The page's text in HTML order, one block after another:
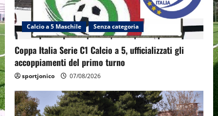
Calcio a 5 Maschile Senza categoria
Coppa Italia Serie C1 Calcio a 5, ufficializzati gli
accoppiamenti del primo turno
sportjonico 07/08/2026